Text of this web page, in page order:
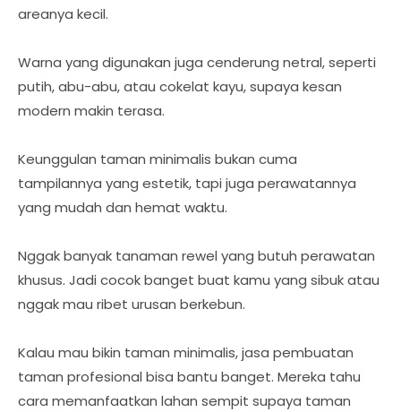
areanya kecil.
Warna yang digunakan juga cenderung netral, seperti
putih, abu-abu, atau cokelat kayu, supaya kesan
modern makin terasa.
Keunggulan taman minimalis bukan cuma
tampilannya yang estetik, tapi juga perawatannya
yang mudah dan hemat waktu.
Nggak banyak tanaman rewel yang butuh perawatan
khusus. Jadi cocok banget buat kamu yang sibuk atau
nggak mau ribet urusan berkebun.
Kalau mau bikin taman minimalis, jasa pembuatan
taman profesional bisa bantu banget. Mereka tahu
cara memanfaatkan lahan sempit supaya taman